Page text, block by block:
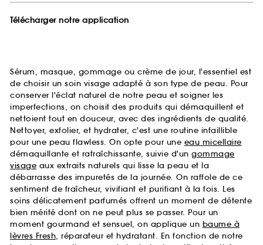
Télécharger notre application
Sérum, masque, gommage ou crème de jour, l'essentiel est
de choisir un soin visage adapté à son type de peau. Pour
conserver l'éclat naturel de notre peau et soigner les
imperfections, on choisit des produits qui démaquillent et
nettoient tout en douceur, avec des ingrédients de qualité.
Nettoyer, exfolier, et hydrater, c'est une routine infaillible
pour une peau flawless. On opte pour une eau micellaire
démaquillante et rafraîchissante, suivie d'un gommage
visage aux extraits naturels qui lisse la peau et la
débarrasse des impuretés de la journée. On raffole de ce
sentiment de fraîcheur, vivifiant et purifiant à la fois. Les
soins délicatement parfumés offrent un moment de détente
bien mérité dont on ne peut plus se passer. Pour un
moment gourmand et sensuel, on applique un baume à
lèvres Fresh, réparateur et hydratant. En fonction de notre